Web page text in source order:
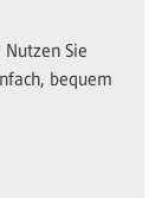
Sie
bequem